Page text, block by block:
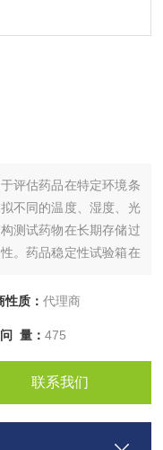
评估药品在特定环境条
不同的温度、湿度、光
测试药物在长期存储过
。药品稳定性试验箱在
性质： 代理商
量： 475
联系我们